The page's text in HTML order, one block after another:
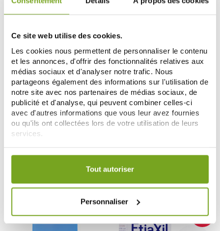
Ce site web utilise des cookies.
Les cookies nous permettent de personnaliser le contenu
et les annonces, d'offrir des fonctionnalités relatives aux
médias sociaux et d'analyser notre trafic. Nous
partageons également des informations sur l'utilisation de
notre site avec nos partenaires de médias sociaux, de
publicité et d'analyse, qui peuvent combiner celles-ci
avec d'autres informations que vous leur avez fournies
ou qu'ils ont collectées lors de votre utilisation de leurs
services.
Votre choix de consentement est conservé pendant une
Tout autoriser
Personnaliser
-10%
ETIAXIL BIO DEODORANT ANTI
LOT DE 2X50ML
12,85 €
AÑADIR A LA CESTA
12,33 €
AÑADIR A LA CESTA
-15%